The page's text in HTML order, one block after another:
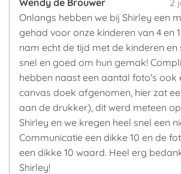
Wendy de Brouwer
2
Onlangs hebben we bij Shirley een
gehad voor onze kinderen van 4 en
nam echt de tijd met de kinderen en
snel en goed om hun gemak!
hebben naast een aantal foto's ook
canvas doek afgenomen, hier zat
aan de drukker), dit werd meteen
Shirley en we kregen heel snel een
Communicatie een dikke 10 en de
een dikke 10 waard. Heel erg
Shirley!